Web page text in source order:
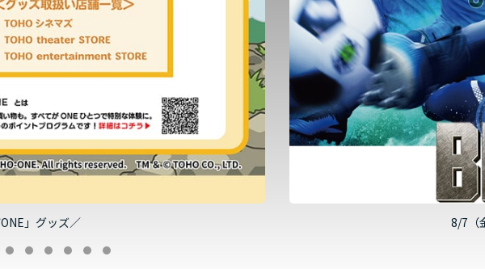
8/7（金）午前11時より発売！映画『ブルーロック』劇